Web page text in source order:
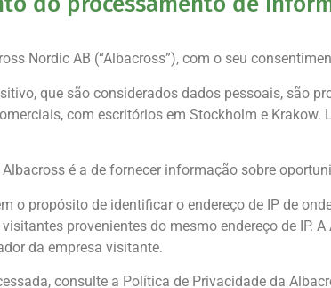
Nordic AB (“Albacross”), com o seu
que são considerados dados pessoais, são
com escritórios em Stockholm e Krakow.
é a de fornecer informação sobre
o propósito de identificar o endereço de IP de
provenientes do mesmo endereço de IP.
da empresa visitante.
consulte a Política de Privacidade da